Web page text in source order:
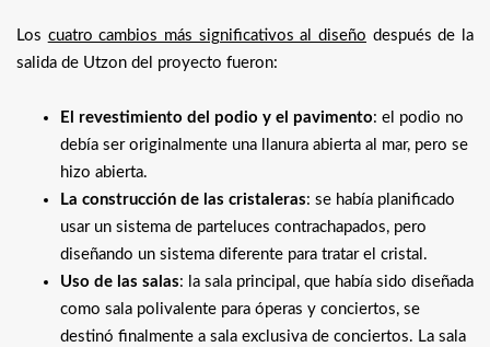
Los cuatro cambios más significativos al diseño después de la
salida de Utzon del proyecto fueron:
El revestimiento del podio y el pavimento: el podio no
debía ser originalmente una llanura abierta al mar, pero se
hizo abierta.
La construcción de las cristaleras: se había planificado
usar un sistema de parteluces contrachapados, pero
diseñando un sistema diferente para tratar el cristal.
Uso de las salas: la sala principal, que había sido diseñada
como sala polivalente para óperas y conciertos, se
destinó finalmente a sala exclusiva de conciertos. La sala